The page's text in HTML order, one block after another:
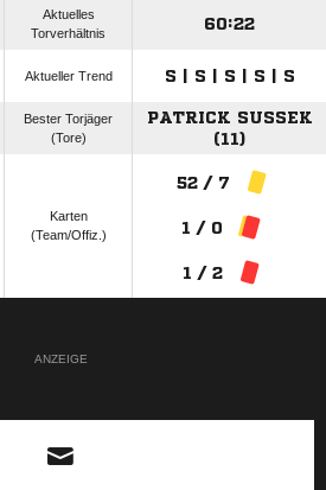
Aktuelles
Torverhältnis
60:22
Aktueller Trend S | S | S | S | S
Bester Torjäger
(Tore)
PATRICK SUSSEK
(11)
Karten
(Team/Offiz.)
52 / 7
1 / 0
1 / 2
ANZEIGE